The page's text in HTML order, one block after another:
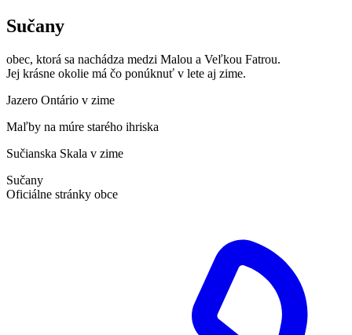
Sučany
obec, ktorá sa nachádza medzi Malou a Veľkou Fatrou.
Jej krásne okolie má čo ponúknuť v lete aj zime.
Jazero Ontário v zime
Maľby na múre starého ihriska
Sučianska Skala v zime
Sučany
Oficiálne stránky obce